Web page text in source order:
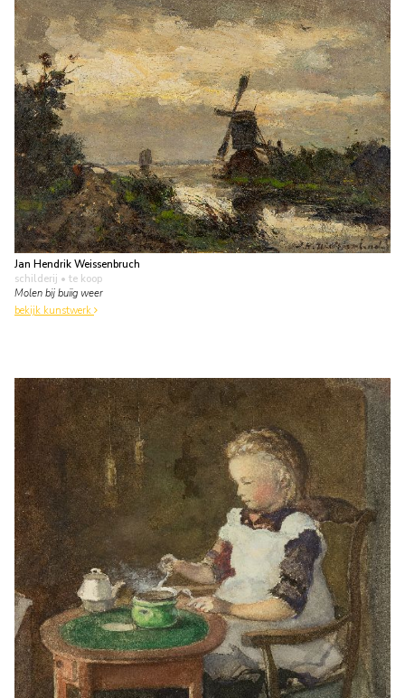
Jan Hendrik Weissenbruch
schilderij • te koop
Molen bij buiig weer
bekijk kunstwerk